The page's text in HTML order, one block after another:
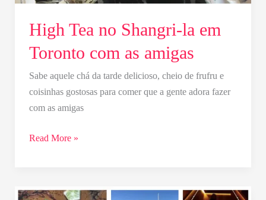
High Tea no Shangri-la em
Toronto com as amigas
Sabe aquele chá da tarde delicioso, cheio de frufru e
coisinhas gostosas para comer que a gente adora fazer
com as amigas
Read More »
Meus